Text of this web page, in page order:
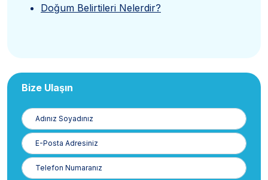
Doğum Belirtileri Nelerdir?
Bize Ulaşın
Adınız
Soyadınız
E-
Posta
Telefon
Numaranız